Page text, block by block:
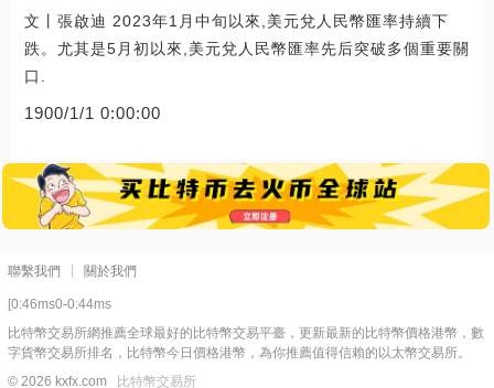
文丨張啟迪 2023年1月中旬以來,美元兌人民幣匯率持續下
跌。尤其是5月初以來,美元兌人民幣匯率先后突破多個重要關
口.
1900/1/1 0:00:00
聯繫我們 關於我們
[0:46ms0-0:44ms
比特幣交易所網推薦全球最好的比特幣交易平臺，更新最新的比特幣價格港幣，數
字貨幣交易所排名，比特幣今日價格港幣，為你推薦值得信賴的以太幣交易所。
© 2026 kxfx.com
比特幣交易所